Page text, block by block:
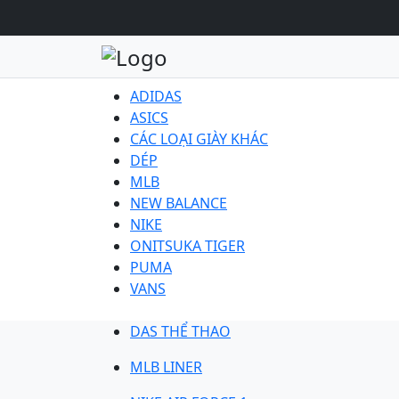
ADIDAS
ASICS
CÁC LOẠI GIÀY KHÁC
DÉP
MLB
NEW BALANCE
NIKE
ONITSUKA TIGER
PUMA
VANS
DAS THỂ THAO
MLB LINER